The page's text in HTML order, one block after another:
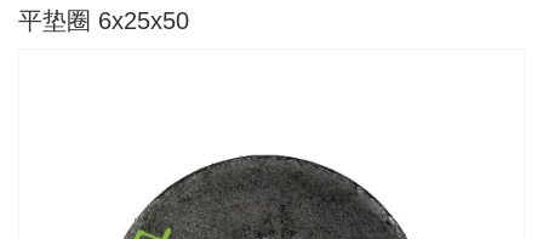
平垫圈 6x25x50